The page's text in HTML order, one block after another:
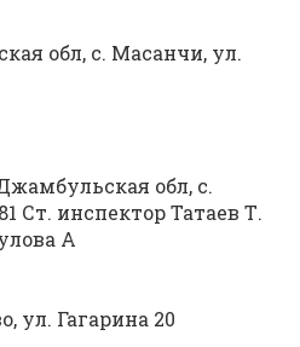
обл, с. Масанчи, ул.
обл, с.
Ст. инспектор Татаев Т.
А
ул. Гагарина 20